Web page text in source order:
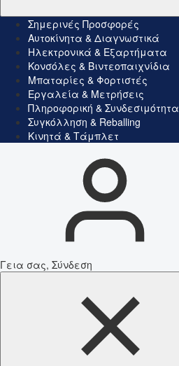
Σημερινές Προσφορές
Αυτοκίνητα & Διαγνωστικά
Ηλεκτρονικά & Εξαρτήματα
Κονσόλες & Βιντεοπαιχνίδια
Μπαταρίες & Φορτιστές
Εργαλεία & Μετρήσεις
Πληροφορική & Συνδεσιμότητα
Συγκόλληση & Reballing
Κινητά & Τάμπλετ
Γεια σας, Σύνδεση